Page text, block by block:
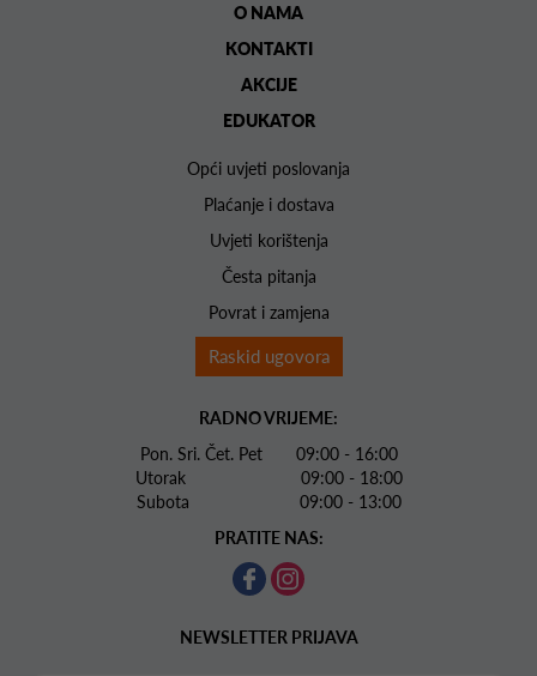
O NAMA
KONTAKTI
AKCIJE
EDUKATOR
Opći uvjeti poslovanja
Plaćanje i dostava
Uvjeti korištenja
Česta pitanja
Povrat i zamjena
Raskid ugovora
RADNO VRIJEME:
Pon. Sri. Čet. Pet 09:00 - 16:00
Utorak 09:00 - 18:00
Subota 09:00 - 13:00
PRATITE NAS:
NEWSLETTER PRIJAVA